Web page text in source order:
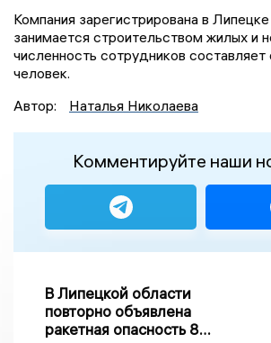
Компания зарегистрирована в
занимается строительством жилых и
численность сотрудников
человек.
Автор:
Наталья Николаева
Комментируйте наши
В Липецкой области
повторно объявлена
ракетная опасность 8